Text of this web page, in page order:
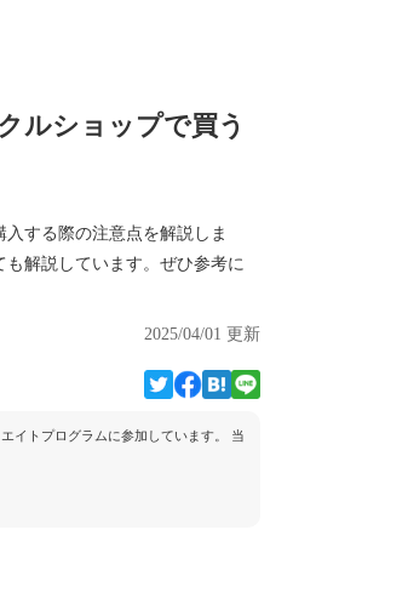
ルショップで買う
する際の注意点を解説しま
解説しています。ぜひ参考に
2025/04/01 更新
イトプログラムに参加しています。 当